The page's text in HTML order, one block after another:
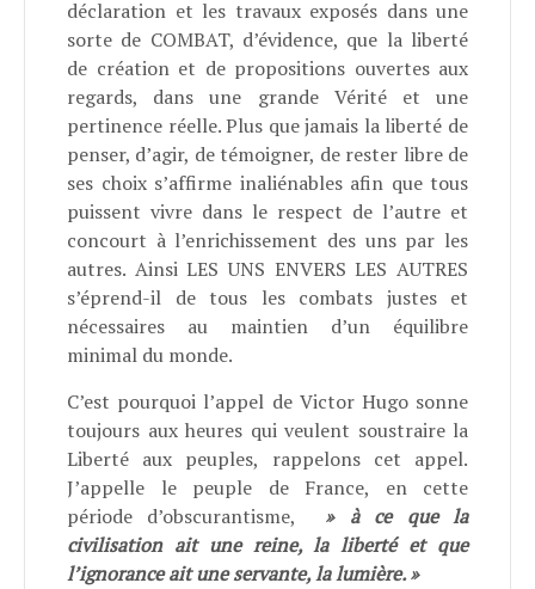
déclaration et les travaux exposés dans une
sorte de COMBAT, d’évidence, que la liberté
de création et de propositions ouvertes aux
regards, dans une grande Vérité et une
pertinence réelle. Plus que jamais la liberté de
penser, d’agir, de témoigner, de rester libre de
ses choix s’affirme inaliénables afin que tous
puissent vivre dans le respect de l’autre et
concourt à l’enrichissement des uns par les
autres. Ainsi LES UNS ENVERS LES AUTRES
s’éprend-il de tous les combats justes et
nécessaires au maintien d’un équilibre
minimal du monde.
C’est pourquoi l’appel de Victor Hugo sonne
toujours aux heures qui veulent soustraire la
Liberté aux peuples, rappelons cet appel.
J’appelle le peuple de France, en cette
période d’obscurantisme,
» à ce que la
civilisation ait une reine, la liberté et que
l’ignorance ait une servante, la lumière. »